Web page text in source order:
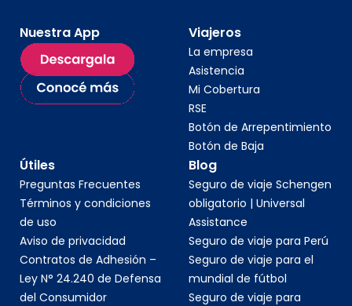
Nuestra App Viajeros
La empresa
Asistencia
Mi Cobertura
RSE
Botón de Arrepentimiento
Botón de Baja
Útiles
Preguntas Frecuentes
Términos y condiciones
de uso
Aviso de privacidad
Contratos de Adhesión –
Ley N° 24.240 de Defensa
del Consumidor
Blog
Seguro de viaje Schengen
obligatorio | Universal
Assistance
Seguro de viaje para Perú
Seguro de viaje para el
mundial de fútbol
Seguro de viaje para